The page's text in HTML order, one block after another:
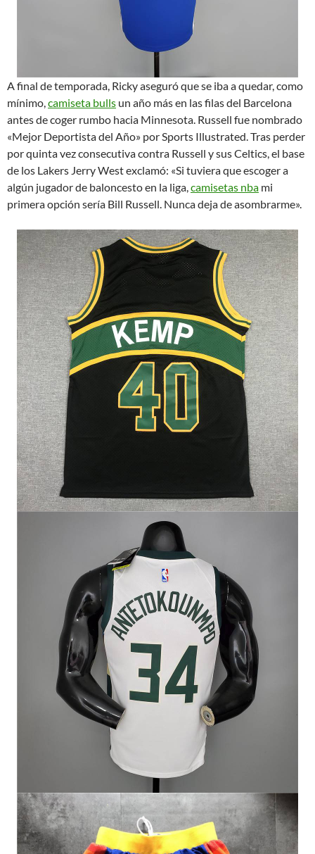
A final de temporada, Ricky aseguró que se iba a quedar, como
mínimo,camiseta bulls un año más en las filas del Barcelona
antes de coger rumbo hacia Minnesota. Russell fue nombrado
«Mejor Deportista del Año» por Sports Illustrated. Tras perder
por quinta vez consecutiva contra Russell y sus Celtics, el base
de los Lakers Jerry West exclamó: «Si tuviera que escoger a
algún jugador de baloncesto en la liga,camisetas nba mi
primera opción sería Bill Russell. Nunca deja de asombrarme».